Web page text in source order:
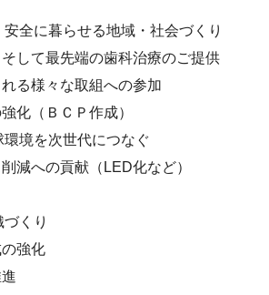
全に暮らせる地域・社会づくり
そして最先端の歯科治療のご提供
れる様々な取組への参加
化（ＢＣＰ作成）
環境を次世代につなぐ
減への貢献（LED化など）
くり
の強化